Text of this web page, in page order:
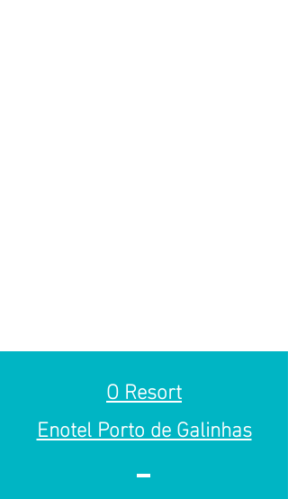
O Resort
Enotel Porto de Galinhas